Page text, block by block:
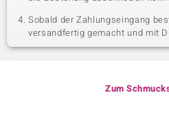
Sobald der Zahlungseingang
versandfertig gemacht und mit
Zum